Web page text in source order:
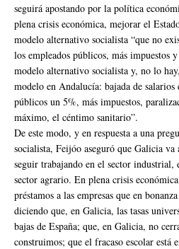
seguirá apostando por la política
plena crisis económica, mejorar el
modelo alternativo socialista “que no
los empleados públicos, más impuestos
modelo alternativo socialista y, no lo
modelo en Andalucía: bajada de salarios
públicos un 5%, más impuestos,
máximo, el céntimo sanitario”.
De este modo, y en respuesta a una
socialista, Feijóo aseguró que Galicia va
seguir trabajando en el sector industrial,
sector agrario. En plena crisis
préstamos a las empresas que en
diciendo que, en Galicia, las tasas
bajas de España; que, en Galicia, no
construimos; que el fracaso escolar está